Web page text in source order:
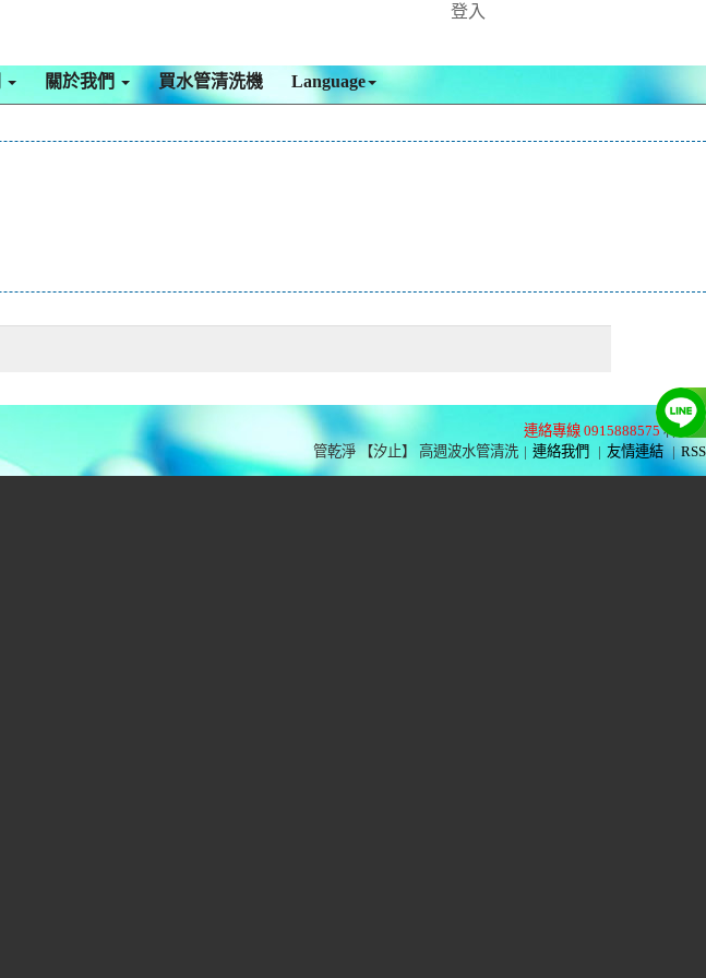
登入
關於我們 買水管清洗機 Language
連絡專線 0915888575 林先生
管乾淨 【汐止】 高週波水管清洗 | 連絡我們 | 友情連結 | RSS